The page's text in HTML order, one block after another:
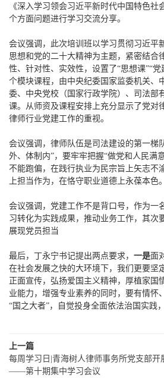
《深入学习领会习近平新时代中国特色社
个方面问题进行学习交流分享。
会议强调，此次培训班以学习贯彻习近平
思想和党的二十大精神为主题，紧密结合
性、针对性、实效性，设置了“思想课”“党
个模块课程，由中央纪委国家监委机关、
委、中央党校（国家行政学院）、司法部
课。从师资及课程安排上充分显示了党对
律师行业党建工作的重视。
会议强调，律师队伍是司法建设的第一梯
外、体制内”，要牢牢把握“做党和人民满
不能跑偏，在践行执业为民宗旨上矢志不
上担当作为，在恪守职业道德上永葆本色。
会议强调，党建工作不是背口号，作为一
习转化为实践成果，推动业务工作，其次
展现党员担当
最后，丁永宁书记提出两点要求， 一是面
在社会发展之快的大环境下，我们更要坚
正面宣传，弘扬爱国主义精神，厚植家国
业能力，增强专业素养的同时，要有情怀
“国之大者”，自觉投身全面依法治国实践
上一篇
每周学习日|青海树人律师事务所党支部开
——第十期集中学习会议